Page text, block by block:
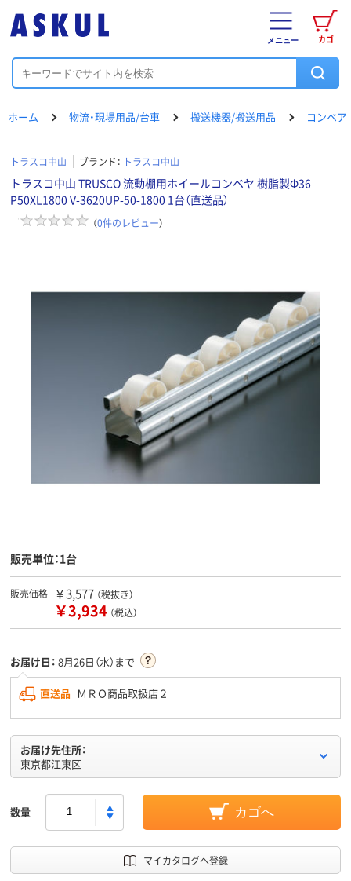
カゴ
メニュー
ホーム 物流・現場用品/台車 搬送機器/搬送用品 コンベア
トラスコ中山 ブランド： トラスコ中山
トラスコ中山 TRUSCO 流動棚用ホイールコンベヤ 樹脂製Φ36
P50XL1800 V-3620UP-50-1800 1台（直送品）
（0件のレビュー）
販売単位：1台
販売価格 ￥3,577 （税抜き）
￥3,934 （税込）
お届け日： 8月26日（水）まで
直送品 ＭＲＯ商品取扱店２
お届け先住所：
東京都江東区
数量 カゴへ
マイカタログへ登録